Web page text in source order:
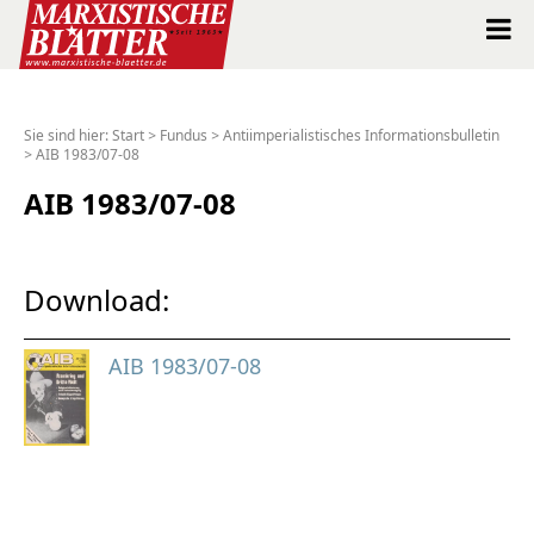
Alle Ausgaben seit 1963
Shop
Abo
Spenden
Sie sind hier:Start > Fundus >Antiimperialistisches Informationsbulletin
>AIB 1983/07-08
AIB 1983/07-08
Download:
AIB 1983/07-08